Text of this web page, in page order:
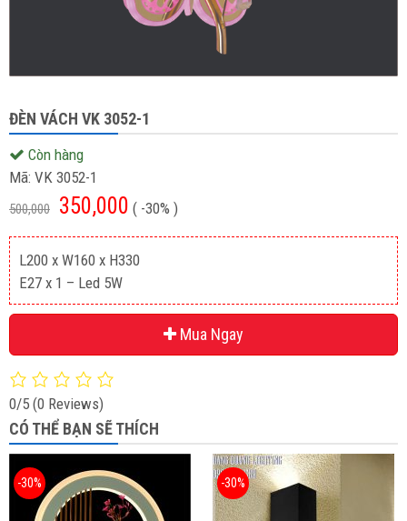
ĐÈN VÁCH VK 3052-1
Còn hàng
Mã: VK 3052-1
500,000 350,000 ( -30% )
L200 x W160 x H330
E27 x 1 – Led 5W
Mua Ngay
0/5 (0 Reviews)
CÓ THỂ BẠN SẼ THÍCH
-30% -30%